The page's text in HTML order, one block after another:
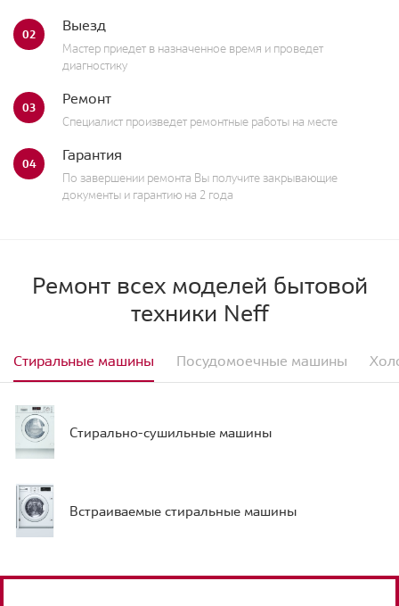
02 Выезд
Мастер приедет в назначенное время и проведет
диагностику
03 Ремонт
Специалист произведет ремонтные работы на месте
04 Гарантия
По завершении ремонта Вы получите закрывающие
документы и гарантию на 2 года
Ремонт всех моделей бытовой
техники Neff
Стиральные машины Посудомоечные машины
Стирально-сушильные машины
Встраиваемые стиральные машины